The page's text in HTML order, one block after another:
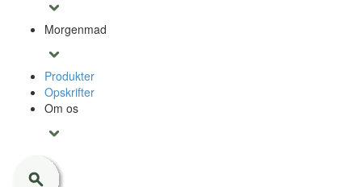
Morgenmad
Produkter
Opskrifter
Om os